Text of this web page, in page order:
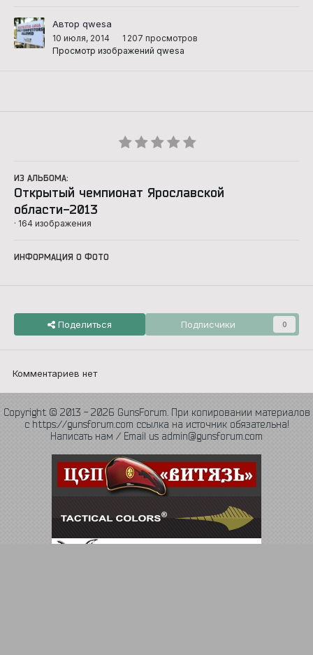
Автор qwesa
10 июля, 2014
1 207 просмотров
Просмотр изображений qwesa
ИЗ АЛЬБОМА:
Открытый чемпионат Ярославской
области-2013
· 164 изображения
ИНФОРМАЦИЯ О ФОТО
Поделиться Подписчики 0
Комментариев нет
Copyright © 2013 - 2026 GunsForum. При копировании материалов
с https://gunsforum.com ссылка на источник обязательна!
Написать нам / Email us admin@gunsforum.com